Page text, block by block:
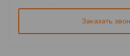
Заказать